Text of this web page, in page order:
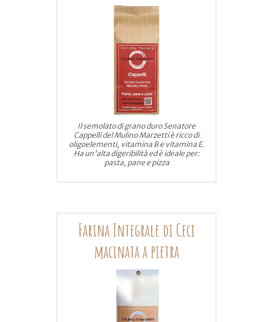
Il semolato di grano duro Senatore
Cappelli del Mulino Marzetti è ricco di
oligoelementi, vitamina B e vitamina E.
Ha un'alta digeribilità ed è ideale per:
pasta, pane e pizza
Farina Integrale di Ceci
macinata a pietra